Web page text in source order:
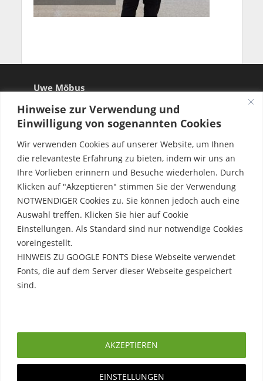
Hinweise zur Verwendung und
Einwilligung von sogenannten Cookies
Wir verwenden Cookies auf unserer Website, um Ihnen
die relevanteste Erfahrung zu bieten, indem wir uns an
Ihre Vorlieben erinnern und Besuche wiederholen. Durch
Klicken auf "Akzeptieren" stimmen Sie der Verwendung
NOTWENDIGER Cookies zu. Sie können jedoch auch eine
Auswahl treffen. Klicken Sie hier auf Cookie
Einstellungen. Als Standard sind nur notwendige Cookies
voreingestellt.
HINWEIS ZU GOOGLE FONTS Diese Webseite verwendet
Fonts, die auf dem Server dieser Webseite gespeichert
sind.
EINSTELLUNGEN
AKZEPTIEREN
Uwe Möbus
Impressum
Datenschutzerklärung